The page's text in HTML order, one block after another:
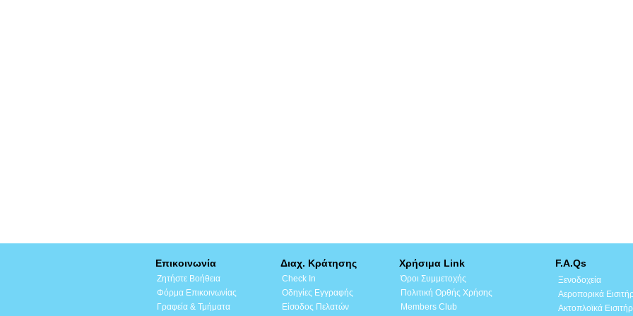
Επικοινωνία
Ζητήστε Βοήθεια
Φόρμα Επικοινωνίας
Γραφεία & Τμήματα
Διαχ. Κράτησης
Check In
Οδηγίες Εγγραφής
Είσοδος Πελατών
Χρήσιμα Link
Όροι Συμμετοχής
Πολιτική Ορθής Χρήσης
Members Club
F.A.Qs
Ξενοδοχεία
Αεροπορικά
Ακτοπλοϊκά